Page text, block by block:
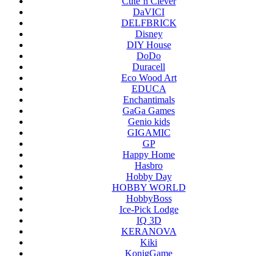
DaVICI
DELFBRICK
Disney
DIY House
DoDo
Duracell
Eco Wood Art
EDUCA
Enchantimals
GaGa Games
Genio kids
GIGAMIC
GP
Happy Home
Hasbro
Hobby Day
HOBBY WORLD
HobbyBoss
Ice-Pick Lodge
IQ 3D
KERANOVA
Kiki
KonigGame